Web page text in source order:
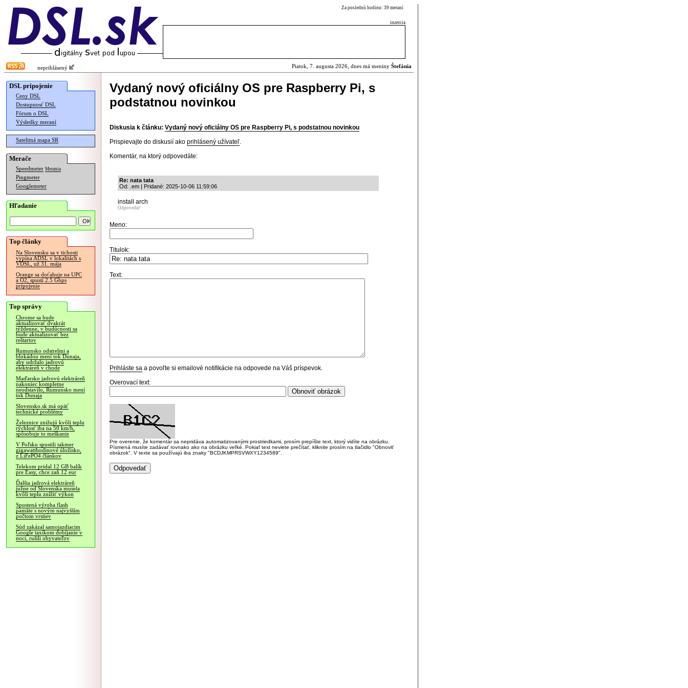
Za poslednú hodinu: 39 meraní
inzercia
neprihlásený Piatok, 7. augusta 2026, dnes má meniny Štefánia
DSL pripojenie
Ceny DSL
Dostupnosť DSL
Fórum o DSL
Výsledky meraní
Satelitná mapa SR
Merače
Speedmeter Merania
Pingmeter
Googlemeter
Hľadanie
Top články
Na Slovensku sa v tichosti
vypína ADSL v lokalitách s
VDSL, už 31. mája
Orange sa doťahuje na UPC
a O2, spustí 2.5 Gbps
pripojenie
Top správy
Chrome sa bude
aktualizovať dvakrát
týždenne, v budúcnosti sa
bude aktualizovať bez
reštartov
Rumunsko odstrelmi a
blokádou mení tok Dunaja,
aby udržalo jadrovú
elektráreň v chode
Maďarsko jadrovú elektráreň
nakoniec kompletne
neodstavilo, Rumunsko mení
tok Dunaja
Slovensko.sk má opäť
technické problémy
Železnice znižujú kvôli teplu
rýchlosť iba na 50 km/h,
spôsobuje to meškanie
V Poľsku spustili takmer
gigawatthodinové úložisko,
z LiFePO4 článkov
Telekom pridal 12 GB balík
pre Easy, chce zaň 12 eur
Ďalšia jadrová elektráreň
južne od Slovenska musela
kvôli teplu znížiť výkon
Spustená výroba flash
pamäte s novým najvyšším
počtom vrstiev
Súd zakázal samojazdiacim
Google taxíkom dobíjanie v
noci, rušili obyvateľov
Vydaný nový oficiálny OS pre Raspberry Pi, s
podstatnou novinkou
Diskusia k článku: Vydaný nový oficiálny OS pre Raspberry Pi, s podstatnou novinkou
Prispievajte do diskusií ako prihlásený užívateľ.
Komentár, na ktorý odpovedáte:
Re: nata tata
Od: .em | Pridané: 2025-10-06 11:59:06
install arch
Odpovedať
Meno:
Titulok:
Text:
Prihláste sa a povoľte si emailové notifikácie na odpovede na Váš príspevok.
Overovací text:
Pre overenie, že komentár sa nepridáva automatizovanými prostriedkami, prosím prepíšte text, ktorý vidíte na obrázku.
Písmená musíte zadávať rovnako ako na obrázku veľké. Pokiaľ text neviete prečítať, kliknite prosím na tlačidlo "Obnoviť
obrázok". V texte sa používajú iba znaky "BCDJKMPRSVWXY1234589".